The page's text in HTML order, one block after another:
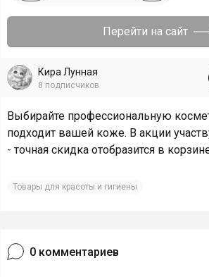
Перейти на сайт
Кира Лунная
8 подписчиков
Выбирайте профессиональную
подходит вашей коже. В акции
- точная скидка отобразится в
Товары для красоты и гигиены
0 комментариев